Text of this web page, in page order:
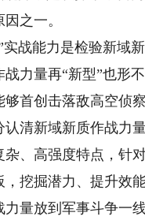
之一。
能力是检验新域
力量再“新型”也形
首创击落敌高空侦
清新域新质作战力
、高强度特点，针
挖掘潜力、提升效
量放到军事斗争一